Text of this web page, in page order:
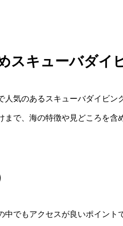
スキューバダイ
人気のあるスキューバダイビン
で、海の特徴や見どころを含
中でもアクセスが良いポイント